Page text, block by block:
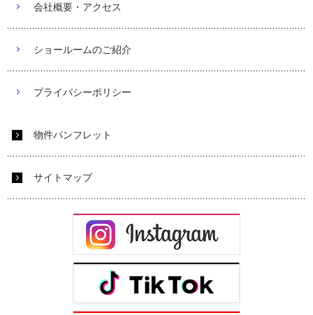
会社概要・アクセス
ショールームのご紹介
プライバシーポリシー
物件パンフレット
サイトマップ